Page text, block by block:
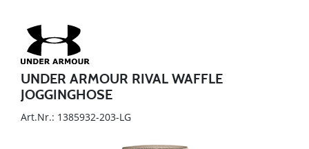
UNDER ARMOUR RIVAL WAFFLE
JOGGINGHOSE
Art.Nr.: 1385932-203-LG